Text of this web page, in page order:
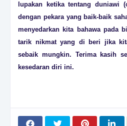
lupakan ketika tentang duniawi
dengan pekara yang baik-baik
menyedarkan kita bahawa pada
tarik nikmat yang di beri jika
sebaik mungkin. Terima kasih
kesedaran diri ini.